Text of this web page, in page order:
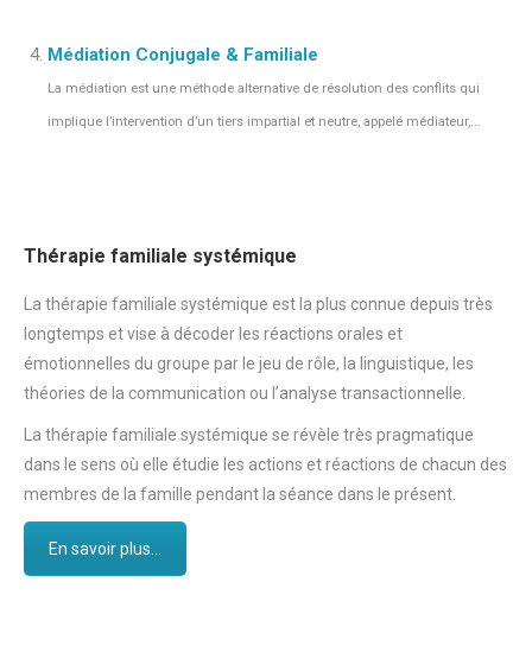
Médiation Conjugale & Familiale
La médiation est une méthode alternative de résolution des conflits qui
implique l’intervention d’un tiers impartial et neutre, appelé médiateur,...
Thérapie familiale systémique
La thérapie familiale systémique est la plus connue depuis très
longtemps et vise à décoder les réactions orales et
émotionnelles du groupe par le jeu de rôle, la linguistique, les
théories de la communication ou l’analyse transactionnelle.
La thérapie familiale systémique se révèle très pragmatique
dans le sens où elle étudie les actions et réactions de chacun des
membres de la famille pendant la séance dans le présent.
En savoir plus...